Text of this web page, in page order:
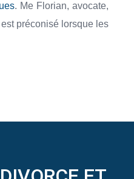
. Me Florian, avocate,
préconisé lorsque les